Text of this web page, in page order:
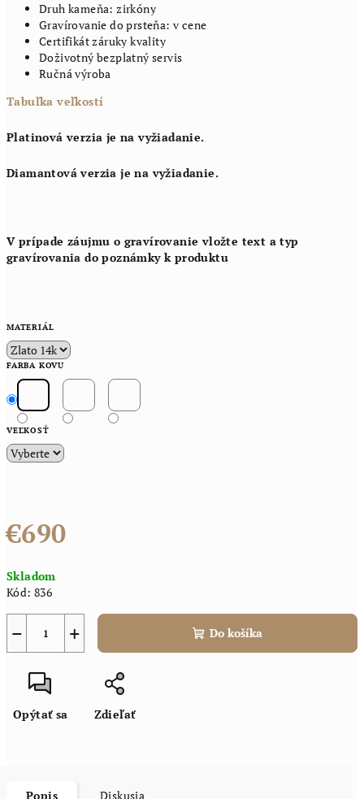
Druh kameňa: zirkóny
Gravírovanie do prsteňa: v cene
Certifikát záruky kvality
Doživotný bezplatný servis
Ručná výroba
Tabuľka veľkostí
Platinová verzia je na vyžiadanie.
Diamantová verzia je na vyžiadanie.
V prípade záujmu o gravírovanie vložte text a typ
gravírovania do poznámky k produktu
MATERIÁL
FARBA KOVU
VEĽKOSŤ
€690
cena:
Skladom
Kód: 836
+
− Do košíka
Opýtať sa Zdieľať
Popis Diskusia